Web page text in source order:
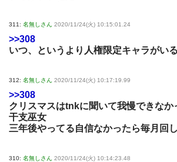
311: 名無しさん 2020/11/24(火) 10:15:01.24
>>308
いつ、というより人権限定キャラがい
312: 名無しさん 2020/11/24(火) 10:17:19.99
>>308
クリスマスはtnkに聞いて我慢できなか
干支巫女
三年後やってる自信なかったら毎月回
310: 名無しさん 2020/11/24(火) 10:14:23.48